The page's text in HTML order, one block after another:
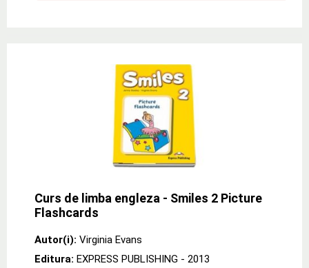
Curs de limba engleza - Smiles 2 Picture
Flashcards
Autor(i): Virginia Evans
Editura: EXPRESS PUBLISHING - 2013